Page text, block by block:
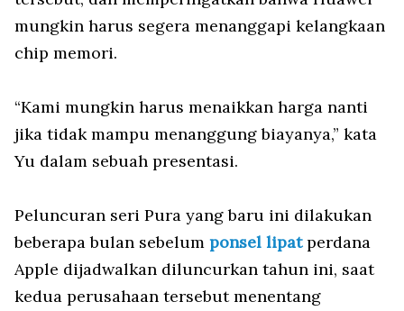
mungkin harus segera menanggapi kelangkaan
chip memori.
“Kami mungkin harus menaikkan harga nanti
jika tidak mampu menanggung biayanya,” kata
Yu dalam sebuah presentasi.
Peluncuran seri Pura yang baru ini dilakukan
beberapa bulan sebelum ponsel lipatperdana
Apple dijadwalkan diluncurkan tahun ini, saat
kedua perusahaan tersebut menentang